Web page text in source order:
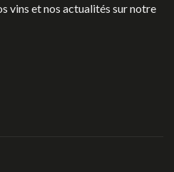
vins et nos actualités sur notre